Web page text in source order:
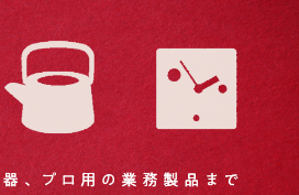
会社情報
YouTube 鉄器